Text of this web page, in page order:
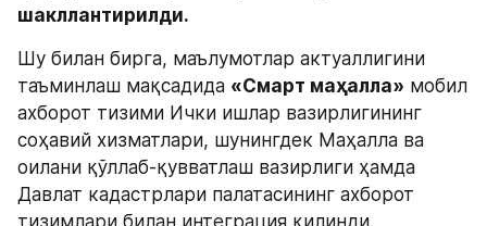
шакллантирилди.
Шу билан бирга, маълумотлар актуаллигини
таъминлаш мақсадида «Смарт маҳалла» мобил
ахборот тизими Ички ишлар вазирлигининг
соҳавий хизматлари, шунингдек Маҳалла ва
оилани қўллаб-қувватлаш вазирлиги ҳамда
Давлат кадастрлари палатасининг ахборот
тизимлари билан интеграция қилинди.